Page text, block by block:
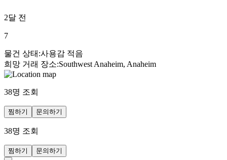
2달 전
7
물건 상태 :사용감 적음
희망 거래 장소:Southwest Anaheim, Anaheim
38명 조회
찜하기 문의하기
38명 조회
찜하기 문의하기